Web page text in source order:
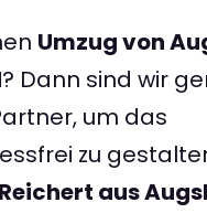
Umzug von
? Dann sind wir
um das
zu
aus